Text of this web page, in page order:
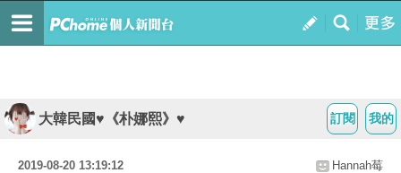
我的
訂閱
大韓民國♥《朴娜熙》♥
2019-08-20 13:19:12 Hannah莓